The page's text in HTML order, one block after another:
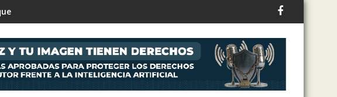
eliminación internaciona